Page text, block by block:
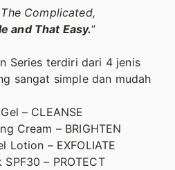
The Complicated,
and That Easy.“
Series terdiri dari 4 jenis
sangat simple dan mudah
– CLEANSE
Cream – BRIGHTEN
Lotion – EXFOLIATE
SPF30 – PROTECT